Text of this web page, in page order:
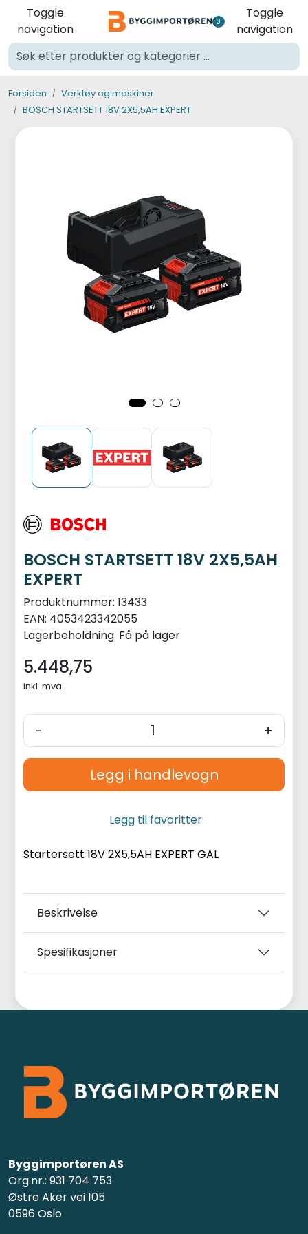
Skip to main content
Toggle
navigation
0
Toggle
navigation
Forsiden
Verktøy og maskiner
BOSCH STARTSETT 18V 2X5,5AH EXPERT
BOSCH STARTSETT 18V 2X5,5AH
EXPERT
Produktnummer: 13433
EAN: 4053423342055
Lagerbeholdning: Få på lager
5.448,75
inkl. mva.
- +
Legg i handlevogn
Legg til favoritter
Startersett 18V 2X5,5AH EXPERT GAL
Beskrivelse
Spesifikasjoner
Byggimportøren AS
Org.nr.: 931 704 753
Østre Aker vei 105
0596 Oslo
Verktøy og maskiner
Steinpleie
Byggevarer
Varemerker